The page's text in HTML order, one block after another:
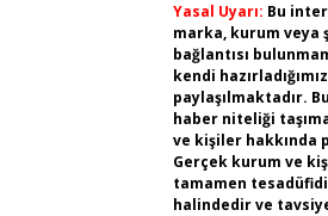
Yasal Uyarı: Bu
marka, kurum veya
bağlantısı
kendi
paylaşılmaktadır.
haber niteliği
ve kişiler hakkında
Gerçek kurum ve
tamamen
halindedir ve